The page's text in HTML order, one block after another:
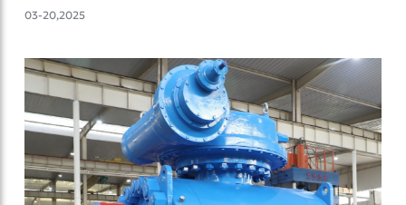
03-20,2025